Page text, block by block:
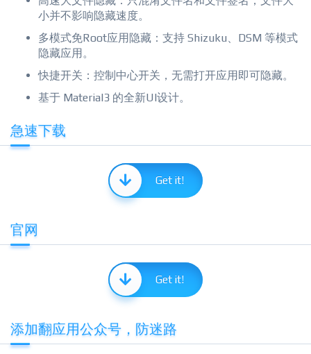
小并不影响隐藏速度。
多模式免Root应用隐藏：支持 Shizuku、DSM 等模式
隐藏应用。
快捷开关：控制中心开关，无需打开应用即可隐藏。
基于 Material3 的全新UI设计。
急速下载
Get it!
官网
Get it!
添加翻应用公众号，防迷路